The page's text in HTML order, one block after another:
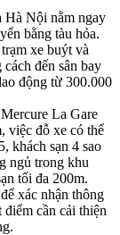
Hà Nội nằm ngay
bằng tàu hỏa.
xe buýt và
đến sân bay
động từ 300.000
La Gare
việc đỗ xe có thể
khách sạn 4 sao
ngủ trong khu
tối đa 200m.
xác nhận thông
cần cải thiện